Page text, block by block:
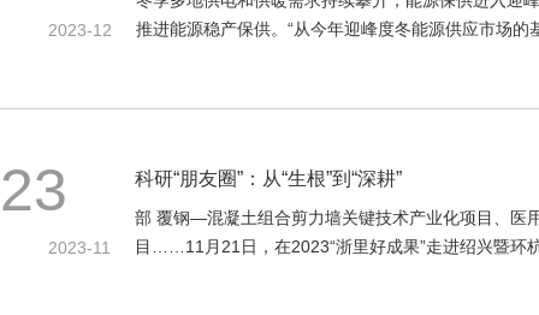
2023-12
推进能源稳产保供。“从今年迎峰度冬能源供应市场
23
2023-11
科研“朋友圈”：从“生根”到“深耕”
部 覆钢—混凝土组合剪力墙关键技术产业化项目、医
目……11月21日，在2023“浙里好成果”走进绍兴暨